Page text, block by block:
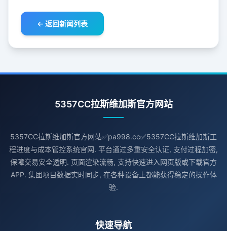
← 返回新闻列表
5357CC拉斯维加斯官方网站
5357CC拉斯维加斯官方网站✅pa998.cc✅5357CC拉斯维加斯工
程进度与成本管控系统官网. 平台通过多重安全认证, 支付过程加密,
保障交易安全透明. 页面渲染流畅, 支持快速进入网页版或下载官方
APP. 集团项目数据实时同步, 在各种设备上都能获得稳定的操作体
验.
快速导航